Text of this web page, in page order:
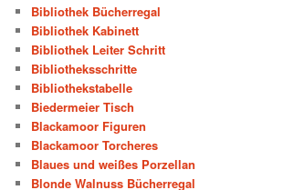
Bibliothek Bücherregal
Bibliothek Kabinett
Bibliothek Leiter Schritt
Bibliotheksschritte
Bibliothekstabelle
Biedermeier Tisch
Blackamoor Figuren
Blackamoor Torcheres
Blaues und weißes Porzellan
Blonde Walnuss Bücherregal